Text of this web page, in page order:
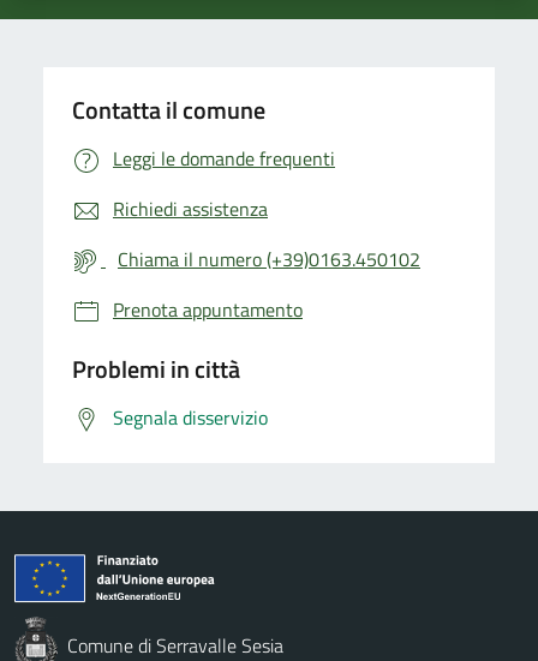
Contatta il comune
Leggi le domande frequenti
Richiedi assistenza
Chiama il numero (+39)0163.450102
Prenota appuntamento
Problemi in città
Segnala disservizio
Comune di Serravalle Sesia